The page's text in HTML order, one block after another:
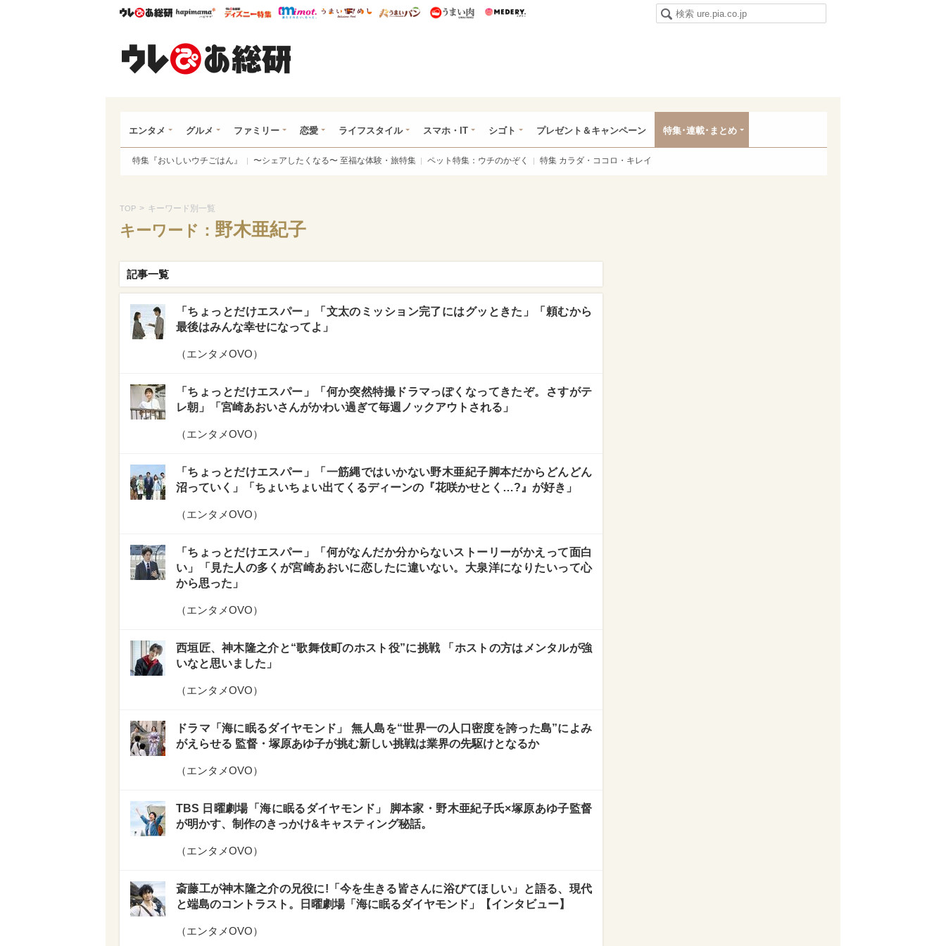
ウレぴあ総研ハピママ* ウレぴあ総研 ディズニー特集
mimot. うまいめし うまいパン うまい肉
エンタメ グルメ ファミリー 恋愛 ライフスタイル スマホ・IT シゴト プレゼント＆キャンペーン 特集･連載･まとめ
特集『おいしいウチごはん』 〜シェアしたくなる〜 至福な体験・旅特集 ペット特集：ウチのかぞく 特集 カラダ・ココロ・キレイ
TOP > キーワード別一覧
キーワード： 野木亜紀子
記事一覧
「ちょっとだけエスパー」「文太のミッション完了にはグッときた」「頼むから
最後はみんな幸せになってよ」
（エンタメOVO）
「ちょっとだけエスパー」「何か突然特撮ドラマっぽくなってきたぞ。さすがテ
レ朝」「宮崎あおいさんがかわい過ぎて毎週ノックアウトされる」
（エンタメOVO）
「ちょっとだけエスパー」「一筋縄ではいかない野木亜紀子脚本だからどんどん
沼っていく」「ちょいちょい出てくるディーンの『花咲かせとく…?』が好き」
（エンタメOVO）
「ちょっとだけエスパー」「何がなんだか分からないストーリーがかえって面白
い」「見た人の多くが宮崎あおいに恋したに違いない。大泉洋になりたいって心
から思った」
（エンタメOVO）
西垣匠、神木隆之介と“歌舞伎町のホスト役”に挑戦 「ホストの方はメンタルが強
いなと思いました」
（エンタメOVO）
ドラマ「海に眠るダイヤモンド」 無人島を“世界一の人口密度を誇った島”によみ
がえらせる 監督・塚原あゆ子が挑む新しい挑戦は業界の先駆けとなるか
（エンタメOVO）
TBS 日曜劇場「海に眠るダイヤモンド」 脚本家・野木亜紀子氏×塚原あゆ子監督
が明かす、制作のきっかけ&キャスティング秘話。
（エンタメOVO）
斎藤工が神木隆之介の兄役に!「今を生きる皆さんに浴びてほしい」と語る、現代
と端島のコントラスト。日曜劇場「海に眠るダイヤモンド」【インタビュー】
（エンタメOVO）